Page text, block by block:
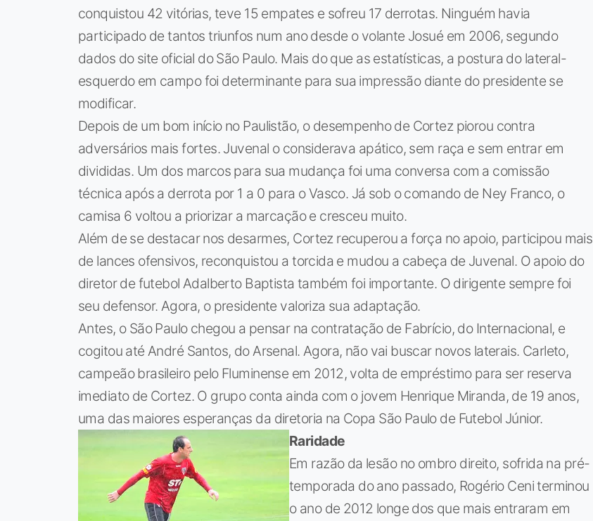
conquistou 42 vitórias, teve 15 empates e sofreu 17 derrotas. Ninguém havia
participado de tantos triunfos num ano desde o volante Josué em 2006, segundo
dados do site oficial do São Paulo. Mais do que as estatísticas, a postura do lateral-
esquerdo em campo foi determinante para sua impressão diante do presidente se
modificar.
Depois de um bom início no Paulistão, o desempenho de Cortez piorou contra
adversários mais fortes. Juvenal o considerava apático, sem raça e sem entrar em
divididas. Um dos marcos para sua mudança foi uma conversa com a comissão
técnica após a derrota por 1 a 0 para o Vasco. Já sob o comando de Ney Franco, o
camisa 6 voltou a priorizar a marcação e cresceu muito.
Além de se destacar nos desarmes, Cortez recuperou a força no apoio, participou mais
de lances ofensivos, reconquistou a torcida e mudou a cabeça de Juvenal. O apoio do
diretor de futebol Adalberto Baptista também foi importante. O dirigente sempre foi
seu defensor. Agora, o presidente valoriza sua adaptação.
Antes, o São Paulo chegou a pensar na contratação de Fabrício, do Internacional, e
cogitou até André Santos, do Arsenal. Agora, não vai buscar novos laterais. Carleto,
campeão brasileiro pelo Fluminense em 2012, volta de empréstimo para ser reserva
imediato de Cortez. O grupo conta ainda com o jovem Henrique Miranda, de 19 anos,
uma das maiores esperanças da diretoria na Copa São Paulo de Futebol Júnior.
Raridade
Em razão da lesão no ombro direito, sofrida na pré-
temporada do ano passado, Rogério Ceni terminou
o ano de 2012 longe dos que mais entraram em